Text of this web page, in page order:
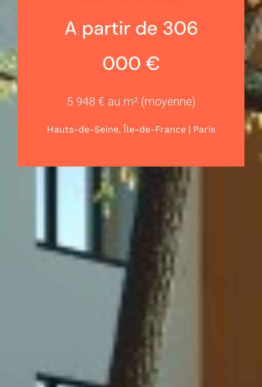
A partir de 306
000 €
5 948 € au m² (moyenne)
Hauts-de-Seine, Île-de-France | Paris